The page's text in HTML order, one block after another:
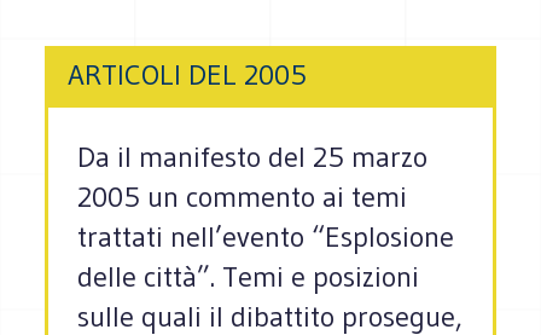
ARTICOLI DEL 2005
Da il manifesto del 25 marzo
2005 un commento ai temi
trattati nell’evento “Esplosione
delle città”. Temi e posizioni
sulle quali il dibattito prosegue,